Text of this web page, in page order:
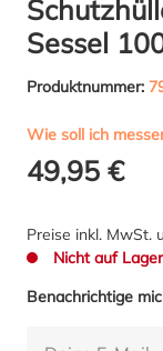
Sessel
Produktnummer:
Wie soll ich
49,95 €
Preise inkl. MwSt.
Nicht auf Lager
Benachrichtige